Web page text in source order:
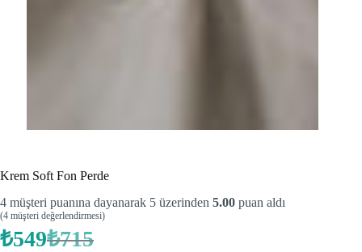
Krem Soft Fon Perde
4 müşteri puanına dayanarak 5 üzerinden 5.00 puan aldı
(4 müşteri değerlendirmesi)
₺715
Orijinal
₺549Şu